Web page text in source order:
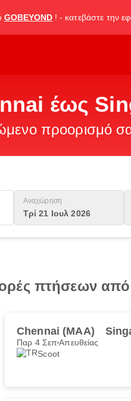
GOBEYOND ! - κατεβάστε την
έως
προορισμό
Αναχώρηση
Τρί 21 Ιουλ 2026
πτήσεων
Chennai (MAA)
Παρ 4 ΣεπΑπευθείας
Scoot